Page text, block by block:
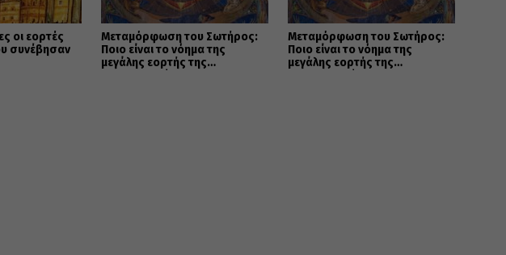
οι εορτές
συνέβησαν
Μεταμόρφωση του Σωτήρος:
Ποιο είναι το νόημα της
μεγάλης εορτής της
Μεταμόρφωση του Σωτήρος:
Ποιο είναι το νόημα της
μεγάλης εορτής της